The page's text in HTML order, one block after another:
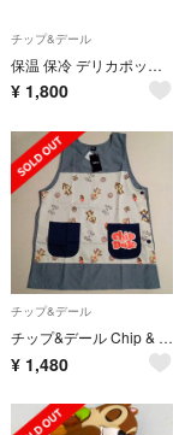
チップ&デール
保温 保冷 デリカポット 300ml チップ & デール ディズニー
¥ 1,800
チップ&デール
チップ&デール Chip & Dale エプロン
¥ 1,480